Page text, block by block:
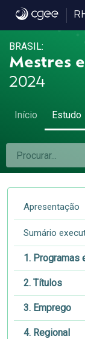
5.4.
BRASIL:
Mestres
2024
Início Estudo
Apresentação
Sumário
1. Programas
2. Títulos
3. Emprego
4. Regional